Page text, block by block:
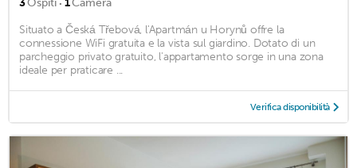
3Ospiti 1Camera
Situato a Česká Třebová, l'Apartmán u Horynů offre la
connessione WiFi gratuita e la vista sul giardino. Dotato di un
parcheggio privato gratuito, l'appartamento sorge in una zona
ideale per praticare ...
Verifica disponibilità